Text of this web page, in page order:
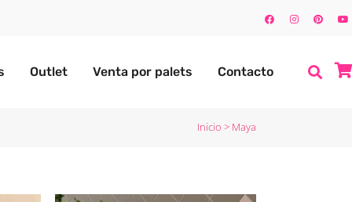
Outlet Venta por palets Contacto
Inicio > Maya